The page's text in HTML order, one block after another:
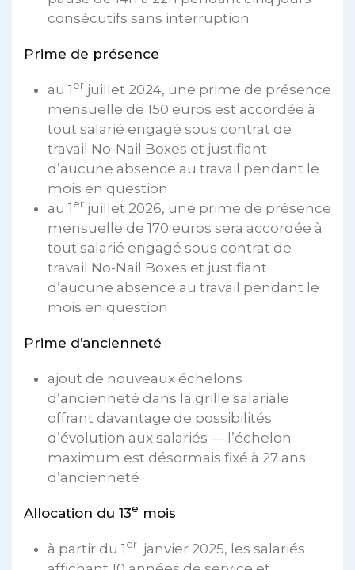
consécutifs sans interruption
Prime de présence
au 1 er juillet 2024, une prime de présence
mensuelle de 150 euros est accordée à
tout salarié engagé sous contrat de
travail No-Nail Boxes et justifiant
d’aucune absence au travail pendant le
mois en question
au 1 er juillet 2026, une prime de présence
mensuelle de 170 euros sera accordée à
tout salarié engagé sous contrat de
travail No-Nail Boxes et justifiant
d’aucune absence au travail pendant le
mois en question
Prime d’ancienneté
ajout de nouveaux échelons
d’ancienneté dans la grille salariale
offrant davantage de possibilités
d’évolution aux salariés — l’échelon
maximum est désormais fixé à 27 ans
d’ancienneté
Allocation du 13e mois
à partir du 1 er janvier 2025, les salariés